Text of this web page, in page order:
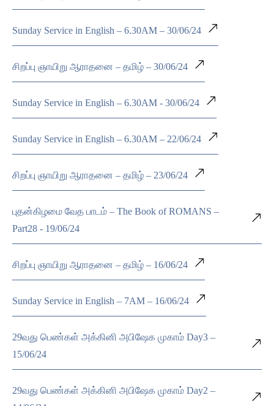
Sunday Service in English – 6.30AM – 30/06/24
சிறப்பு ஞாயிறு ஆராதனை – தமிழ் – 30/06/24
Sunday Service in English – 6.30AM - 30/06/24
Sunday Service in English – 6.30AM – 22/06/24
சிறப்பு ஞாயிறு ஆராதனை – தமிழ் – 23/06/24
புதன்கிழமை வேத பாடம் – The Book of ROMANS –
Part28 - 19/06/24
சிறப்பு ஞாயிறு ஆராதனை – தமிழ் – 16/06/24
Sunday Service in English – 7AM – 16/06/24
29வது பெண்கள் அக்கினி அபிஷேக முகாம் Day3 –
15/06/24
29வது பெண்கள் அக்கினி அபிஷேக முகாம் Day2 –